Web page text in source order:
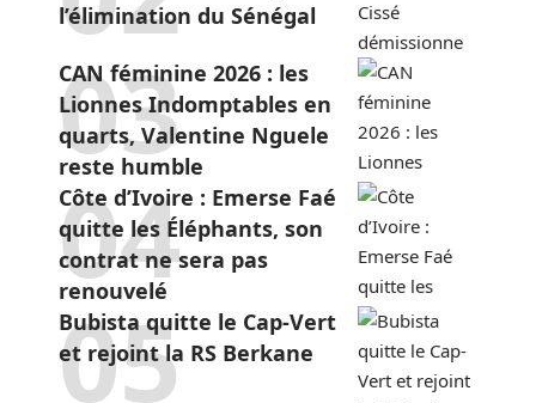
l’élimination du Sénégal
CAN féminine 2026 : les
Lionnes Indomptables en
quarts, Valentine Nguele
reste humble
Côte d’Ivoire : Emerse Faé
quitte les Éléphants, son
contrat ne sera pas
renouvelé
Bubista quitte le Cap-Vert
et rejoint la RS Berkane